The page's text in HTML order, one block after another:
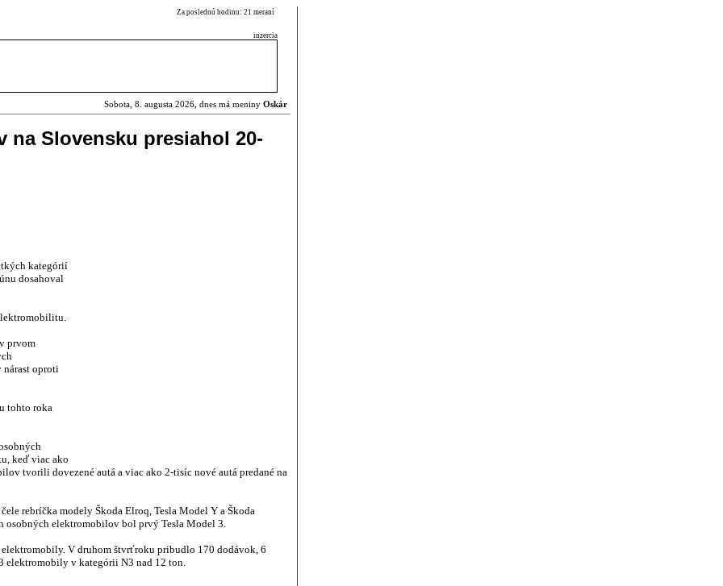
Za poslednú hodinu: 21 meraní
inzercia
Sobota, 8. augusta 2026, dnes má meniny Oskár
na Slovensku presiahol 20-
kategórií
dosahoval
prvom
nárast oproti
tohto roka
keď viac ako
tvorili dovezené autá a viac ako 2-tisíc nové autá predané na
rebríčka modely Škoda Elroq, Tesla Model Y a Škoda
osobných elektromobilov bol prvý Tesla Model 3.
V druhom štvrťroku pribudlo 170 dodávok, 6
elektromobily v kategórii N3 nad 12 ton.